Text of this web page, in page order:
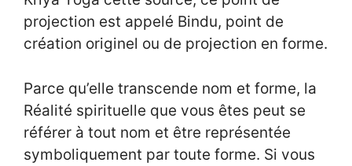
projection est appelé Bindu, point de
création originel ou de projection en forme.
Parce qu’elle transcende nom et forme, la
Réalité spirituelle que vous êtes peut se
référer à tout nom et être représentée
symboliquement par toute forme. Si vous